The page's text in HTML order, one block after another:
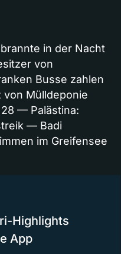
in der Nacht
von
Busse zahlen
Mülldeponie
— Palästina:
— Badi
im Greifensee
Highlights
App